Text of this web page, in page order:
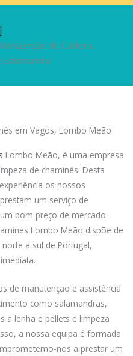
de Caldeira,
Salamandra
em Vagos, Lombo Meão
Lombo Meão, é uma empresa
de chaminés. Desta
os nossos
um serviço de
bom preço de mercado.
Lombo Meão dispõe de
a sul de Portugal,
de manutenção e assistência
como salamandras,
a lenha e pellets e limpeza
a nossa equipa é formada
nos a prestar um